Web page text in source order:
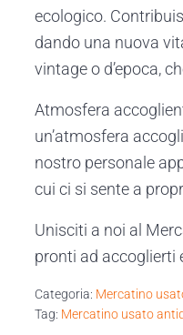
ecologico.
dando una nuova
vintage o d’epoca,
Atmosfera
un’atmosfera
nostro personale
cui ci si sente a
Unisciti a noi al
pronti ad accoglierti
Categoria: Mercatino
Tag: Mercatino usato